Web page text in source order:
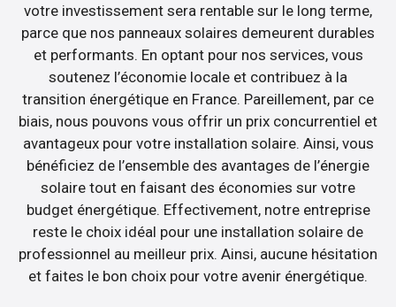
votre investissement sera rentable sur le long terme,
parce que nos panneaux solaires demeurent durables
et performants. En optant pour nos services, vous
soutenez l’économie locale et contribuez à la
transition énergétique en France. Pareillement, par ce
biais, nous pouvons vous offrir un prix concurrentiel et
avantageux pour votre installation solaire. Ainsi, vous
bénéficiez de l’ensemble des avantages de l’énergie
solaire tout en faisant des économies sur votre
budget énergétique. Effectivement, notre entreprise
reste le choix idéal pour une installation solaire de
professionnel au meilleur prix. Ainsi, aucune hésitation
et faites le bon choix pour votre avenir énergétique.